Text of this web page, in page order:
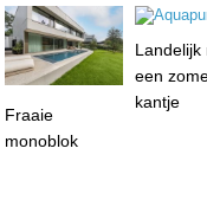
Fraaie
monoblok
Landelijk
een
kantje